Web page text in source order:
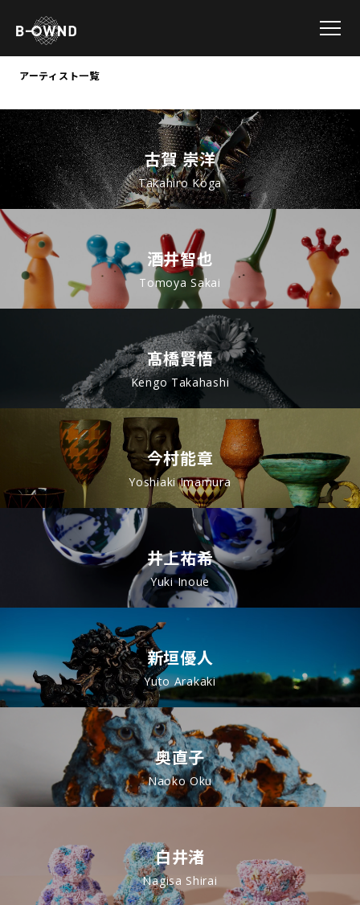
アーティスト一覧
古賀 崇洋
Takahiro Koga
酒井智也
Tomoya Sakai
髙橋賢悟
Kengo Takahashi
今村能章
Yoshiaki Imamura
井上祐希
Yuki Inoue
新垣優人
Yuto Arakaki
奥直子
Naoko Oku
白井渚
Nagisa Shirai